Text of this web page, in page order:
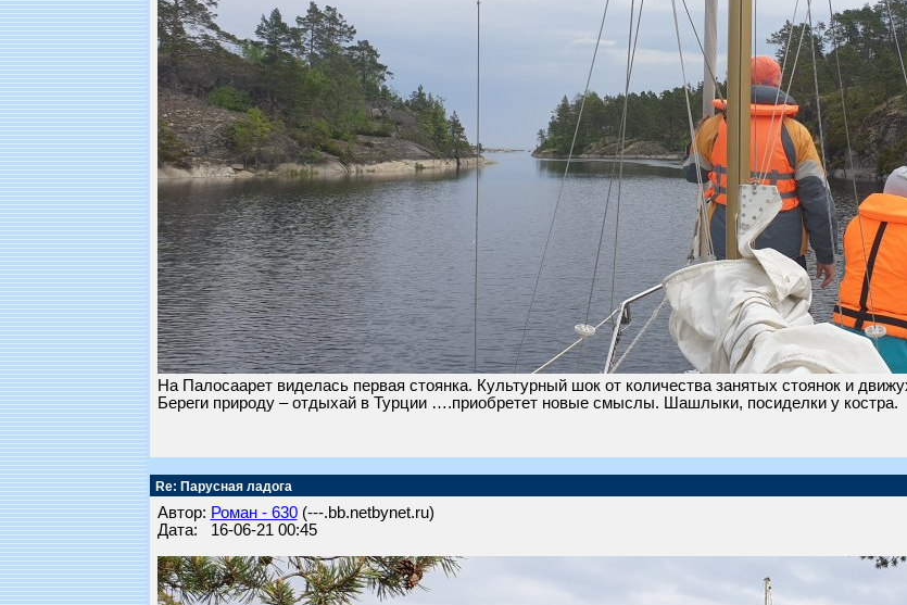
На Палосаарет виделась первая стоянка. Культурный шок от количества занятых стоянок и
Береги природу – отдыхай в Турции ….приобретет новые смыслы. Шашлыки, посиделки у костра.
Re: Парусная ладога
Автор: Роман - 630(---.bb.netbynet.ru)
Дата: 16-06-21 00:45